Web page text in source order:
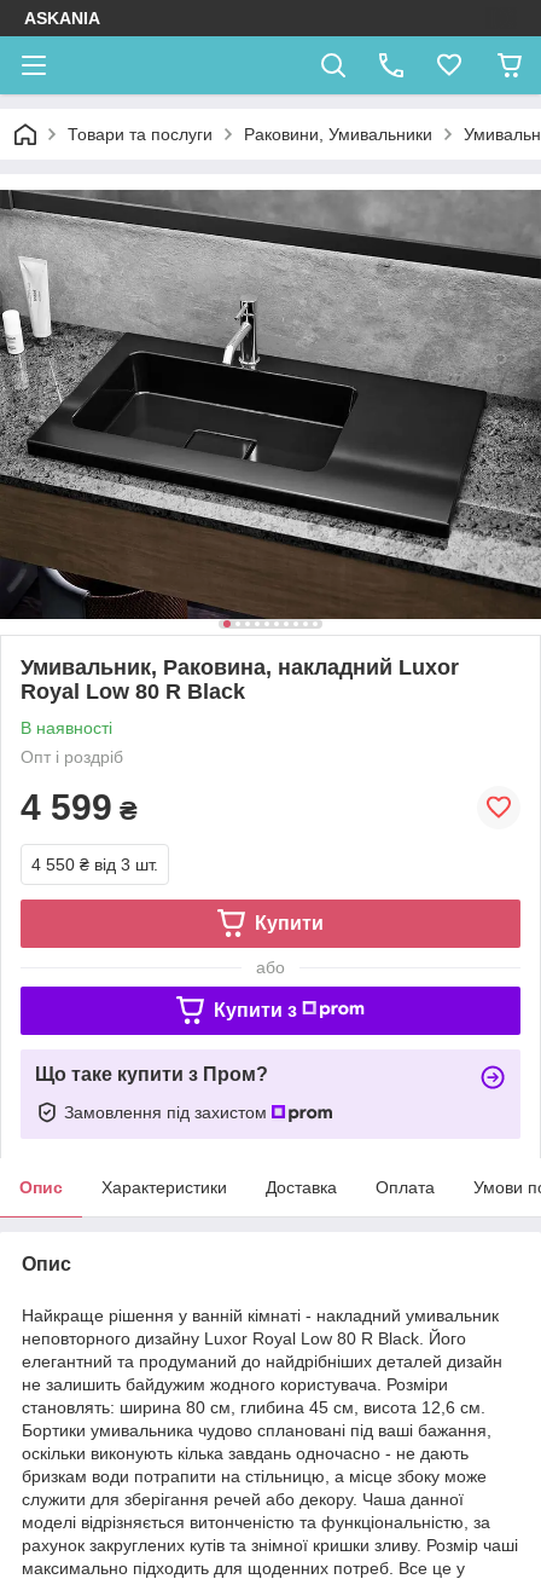
ASKANIA
Товари та послуги Раковини, Умивальники
Умивальник, Раковина, накладний Luxor
Royal Low 80 R Black
В наявності
Опт і роздріб
4 599 ₴
4 550 ₴ від 3 шт.
Купити
або
Купити з
Що таке купити з Пром?
Замовлення під захистом
Опис Характеристики Доставка Оплата Умови
Опис
Найкраще рішення у ванній кімнаті - накладний умивальник
неповторного дизайну Luxor Royal Low 80 R Black. Його
елегантний та продуманий до найдрібніших деталей дизайн
не залишить байдужим жодного користувача. Розміри
становлять: ширина 80 см, глибина 45 см, висота 12,6 см.
Бортики умивальника чудово сплановані під ваші бажання,
оскільки виконують кілька завдань одночасно - не дають
бризкам води потрапити на стільницю, а місце збоку може
служити для зберігання речей або декору. Чаша данної
моделі відрізняється витонченістю та функціональністю, за
рахунок закруглених кутів та знімної кришки зливу. Розмір чаші
максимально підходить для щоденних потреб. Все це у